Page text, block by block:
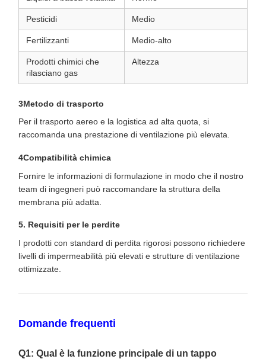
Pesticidi Medio
Fertilizzanti Medio-alto
Prodotti chimici che
rilasciano gas
Altezza
3Metodo di trasporto
Per il trasporto aereo e la logistica ad alta quota, si
raccomanda una prestazione di ventilazione più elevata.
4Compatibilità chimica
Fornire le informazioni di formulazione in modo che il nostro
team di ingegneri può raccomandare la struttura della
membrana più adatta.
5. Requisiti per le perdite
I prodotti con standard di perdita rigorosi possono richiedere
livelli di impermeabilità più elevati e strutture di ventilazione
ottimizzate.
Domande frequenti
Q1: Qual è la funzione principale di un tappo